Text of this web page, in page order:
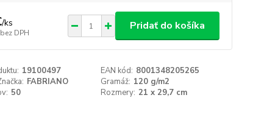
/ks
bez DPH
Pridať do košíka
19100497 EAN kód: 8001348205265
FABRIANO Gramáž: 120 g/m2
50 Rozmery: 21 x 29,7 cm